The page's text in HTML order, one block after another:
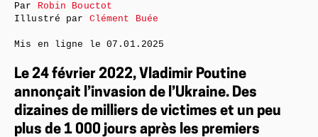
Le 24 février 2022, Vladimir Poutine
annonçait l’invasion de l’Ukraine. Des
dizaines de milliers de victimes et un peu
plus de 1 000 jours après les premiers
Par Robin Bouctot
Illustré par Clément Buée
Mis en ligne le07.01.2025